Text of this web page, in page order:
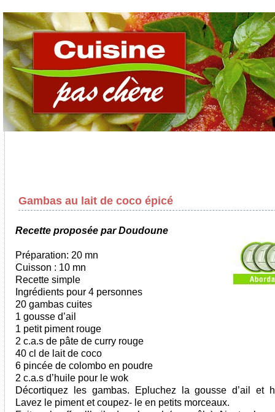
Gambas au lait de coco épicé
Recette proposée par Doudoune
Préparation: 20 mn
Cuisson : 10 mn
Recette simple
Ingrédients pour 4 personnes
20 gambas cuites
1 gousse d’ail
1 petit piment rouge
2 c.a.s de pâte de curry rouge
40 cl de lait de coco
6 pincée de colombo en poudre
2 c.a.s d’huile pour le wok
Décortiquez les gambas. Epluchez la gousse d’ail et
Lavez le piment et coupez- le en petits morceaux.